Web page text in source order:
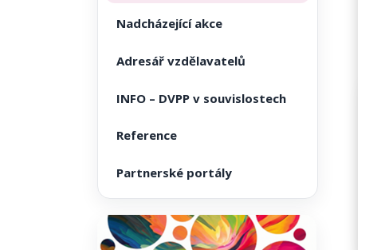
Nadcházející akce
Adresář vzdělavatelů
INFO – DVPP v souvislostech
Reference
Partnerské portály